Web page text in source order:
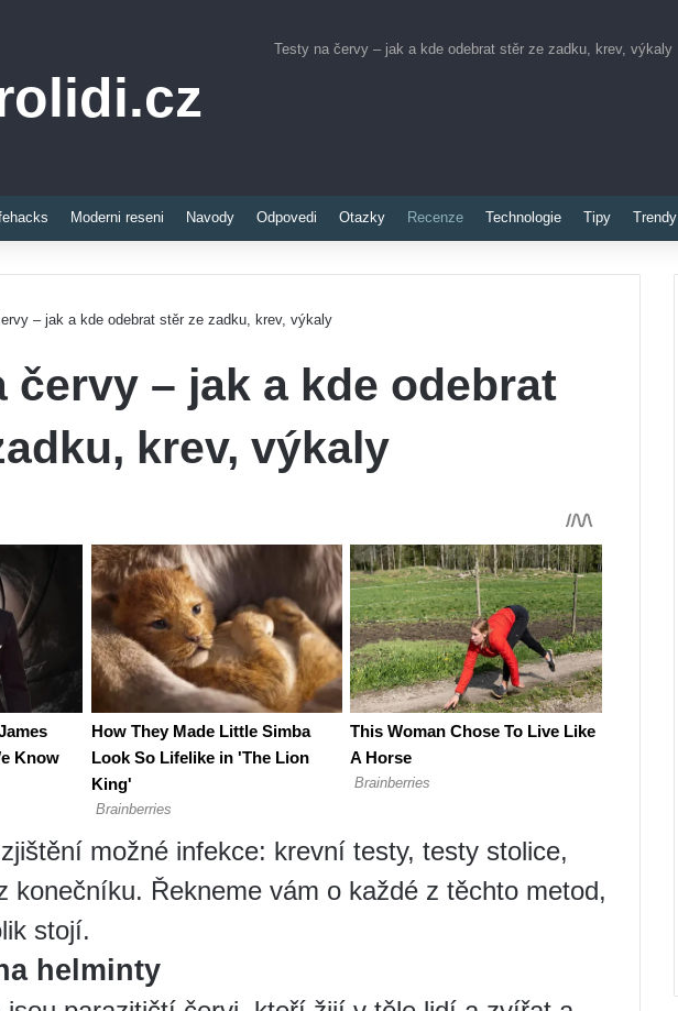
Testy na červy – jak a kde odebrat stěr ze zadku, krev, výkaly
Moderni reseni Navody Odpovedi Otazky Recenze Technologie Tipy Trendy
– jak a kde odebrat stěr ze zadku, krev, výkaly
červy – jak a kde odebrat
krev, výkaly
možné infekce: krevní testy, testy stolice,
konečníku. Řekneme vám o každé z těchto metod,
stojí.
helminty